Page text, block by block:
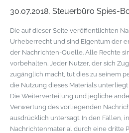
30.07.2018, Steuerbüro Spies-
Die auf dieser Seite veröffentlichten
Urheberrecht und sind Eigentum der
der Nachrichten-Quelle. Alle Rechte
vorbehalten. Jeder Nutzer, der sich
zugänglich macht, tut dies zu seinem
die Nutzung dieses Materials
Die Weiterverteilung und jegliche
Verwertung des vorliegenden
ausdrücklich untersagt. In den Fällen,
Nachrichtenmaterial durch eine dritte